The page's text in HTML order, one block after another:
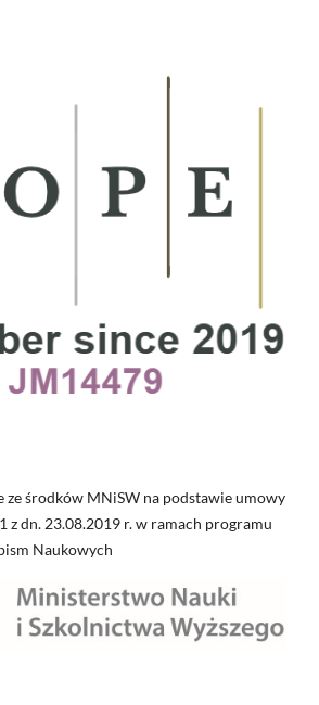
ze środków MNiSW na podstawie umowy
dn. 23.08.2019 r. w ramach programu
Naukowych